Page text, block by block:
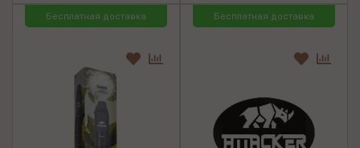
Бесплатная доставка Бесплатная доставка